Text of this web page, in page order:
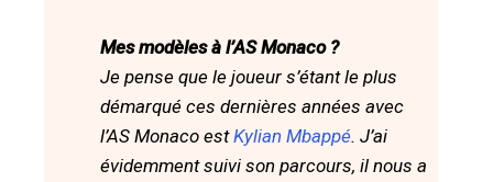
Mes modèles à l’AS Monaco ?
Je pense que le joueur s’étant le plus
démarqué ces dernières années avec
l’AS Monaco estKylian Mbappé. J’ai
évidemment suivi son parcours, il nous a